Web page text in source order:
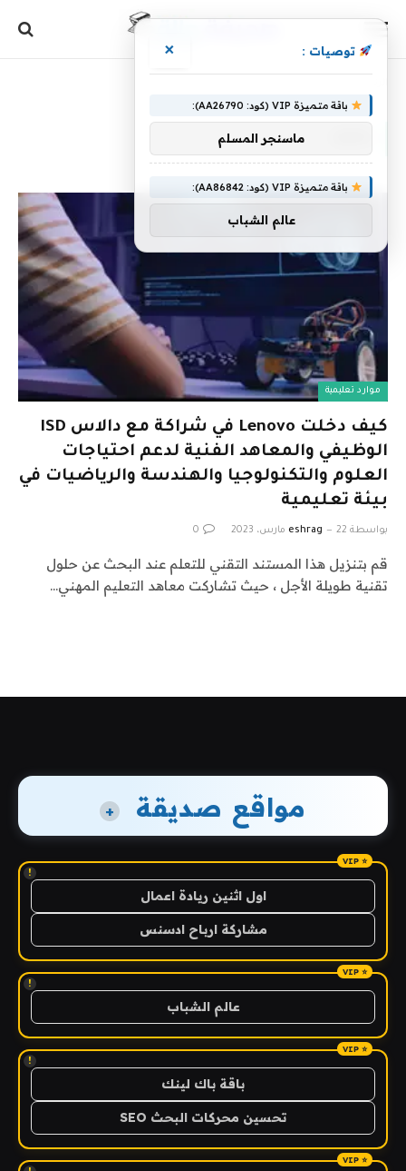
موارد تعليمية
كيف دخلت Lenovo في شراكة مع دالاس ISD
الوظيفي والمعاهد الفنية لدعم احتياجات
العلوم والتكنولوجيا والهندسة والرياضيات في
بيئة تعليمية
بواسطة eshrag 22 مارس، 2023 0
قم بتنزيل هذا المستند التقني للتعلم عند البحث عن حلول
تقنية طويلة الأجل ، حيث تشاركت معاهد التعليم المهني…
مواقع صديقة +
!
اول اثنين ريادة اعمال
مشاركة ارباح ادسنس
!
عالم الشباب
!
باقة باك لينك
تحسين محركات البحث SEO
توصيات : ×
باقة متميزة VIP (كود: AA26790):
ماسنجر المسلم
باقة متميزة VIP (كود: AA86842):
عالم الشباب